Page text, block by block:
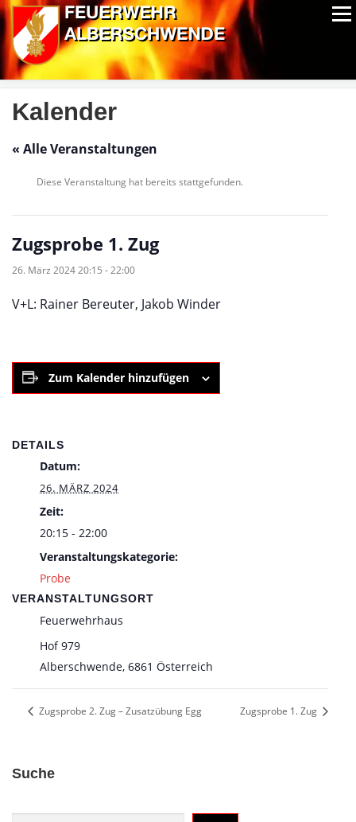
Zum
Inhalt
springen
Menü
ALPIN-NASSWETTBEWERB MITGLIEDER
Kalender
« Alle Veranstaltungen
Diese Veranstaltung hat bereits stattgefunden.
Zugsprobe 1. Zug
26. März 2024 20:15 -22:00
V+L: Rainer Bereuter, Jakob Winder
Zum Kalender hinzufügen
DETAILS
Datum:
26. MÄRZ 2024
Zeit:
20:15 - 22:00
Veranstaltungskategorie:
Probe
VERANSTALTUNGSORT
Feuerwehrhaus
Hof 979
Alberschwende, 6861 Österreich
Zugsprobe 2. Zug – Zusatzübung Egg Zugsprobe 1. Zug
Suche